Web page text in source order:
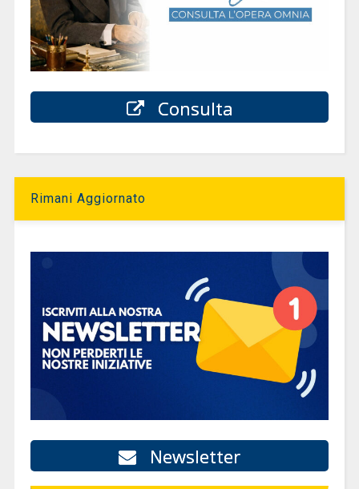
Consulta
Rimani Aggiornato
Newsletter